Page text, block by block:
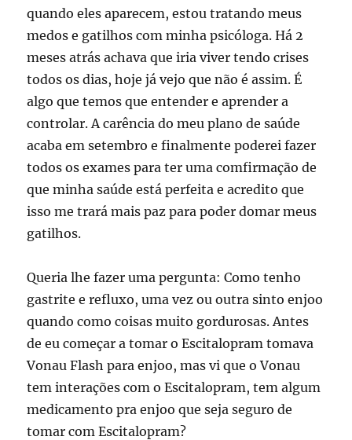
quando eles aparecem, estou tratando meus
medos e gatilhos com minha psicóloga. Há 2
meses atrás achava que iria viver tendo crises
todos os dias, hoje já vejo que não é assim. É
algo que temos que entender e aprender a
controlar. A carência do meu plano de saúde
acaba em setembro e finalmente poderei fazer
todos os exames para ter uma comfirmação de
que minha saúde está perfeita e acredito que
isso me trará mais paz para poder domar meus
gatilhos.
Queria lhe fazer uma pergunta: Como tenho
gastrite e refluxo, uma vez ou outra sinto enjoo
quando como coisas muito gordurosas. Antes
de eu começar a tomar o Escitalopram tomava
Vonau Flash para enjoo, mas vi que o Vonau
tem interações com o Escitalopram, tem algum
medicamento pra enjoo que seja seguro de
tomar com Escitalopram?